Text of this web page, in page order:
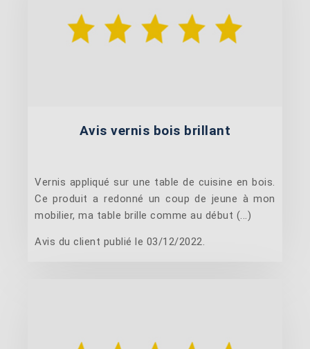
Avis vernis bois brillant
Vernis appliqué sur une table de cuisine en bois.
Ce produit a redonné un coup de jeune à mon
mobilier, ma table brille comme au début (...)
Avis du client publié le 03/12/2022.